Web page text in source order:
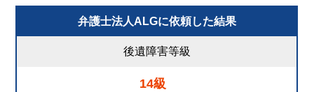
弁護士法人ALGに依頼した結果
後遺障害等級
14級